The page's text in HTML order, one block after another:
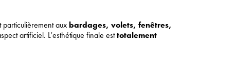
particulièrement aux bardages, volets, fenêtres,
artificiel. L’esthétique finale esttotalement